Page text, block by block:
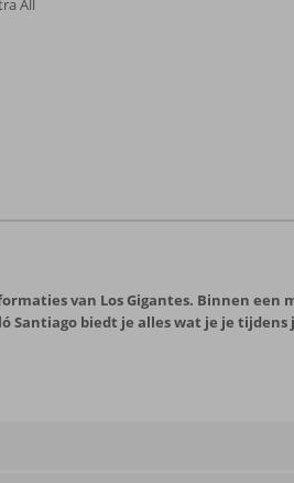
All
van Los Gigantes. Binnen een
biedt je alles wat je je tijdens